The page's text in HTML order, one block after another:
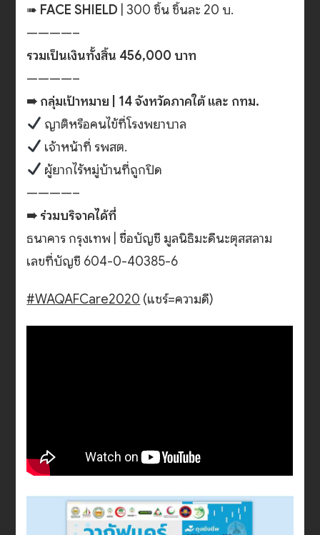
➠ FACE SHIELD | 300 ชิ้น ชิ้นละ 20 บ.
————–
รวมเป็นเงินทั้งสิ้น 456,000 บาท
————–
➠ กลุ่มเป้าหมาย | 14 จังหวัดภาคใต้ และ กทม.
ญาติหรือคนไข้ที่โรงพยาบาล
เจ้าหน้าที่ รพสต.
ผู้ยากไร้หมู่บ้านที่ถูกปิด
————–
➠ ร่วมบริจาคได้ที่
ธนาคาร กรุงเทพ | ชื่อบัญชี มูลนิธิมะดีนะตุสสลาม
เลขที่บัญชี 604-0-40385-6
#WAQAFCare2020 (แชร์=ความดี)